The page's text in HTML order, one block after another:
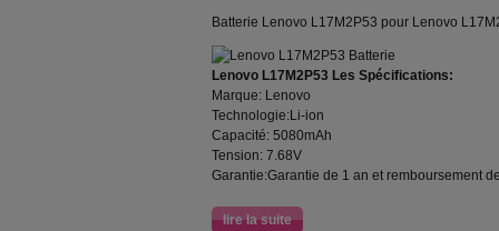
Batterie Lenovo L17M2P53 pour Lenovo
Lenovo L17M2P53 Les Spécifications:
Marque: Lenovo
Technologie:Li-ion
Capacité: 5080mAh
Tension: 7.68V
Garantie:Garantie de 1 an et remboursement
lire la suite